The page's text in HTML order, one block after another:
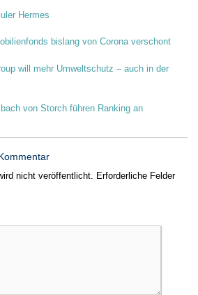
Hermes
bislang von Corona verschont
will mehr Umweltschutz – auch in der
von Storch führen Ranking an
nicht veröffentlicht. Erforderliche Felder